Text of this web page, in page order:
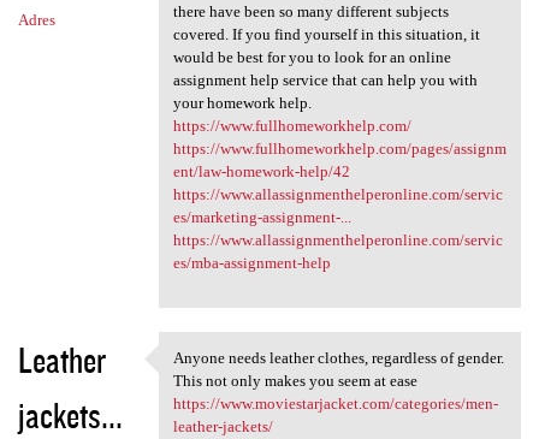
Adres
there have been so many different subjects
covered. If you find yourself in this situation, it
would be best for you to look for an online
assignment help service that can help you with
your homework help.
https://www.fullhomeworkhelp.com/
https://www.fullhomeworkhelp.com/pages/assignm
ent/law-homework-help/42
https://www.allassignmenthelperonline.com/servic
es/marketing-assignment-...
https://www.allassignmenthelperonline.com/servic
es/mba-assignment-help
Leather
jackets...
Anyone needs leather clothes,
Anyone needs leather clothes, regardless of gender.
This not only makes you seem at ease
https://www.moviestarjacket.com/categories/men-
leather-jackets/